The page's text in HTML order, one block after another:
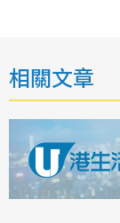
相關文章